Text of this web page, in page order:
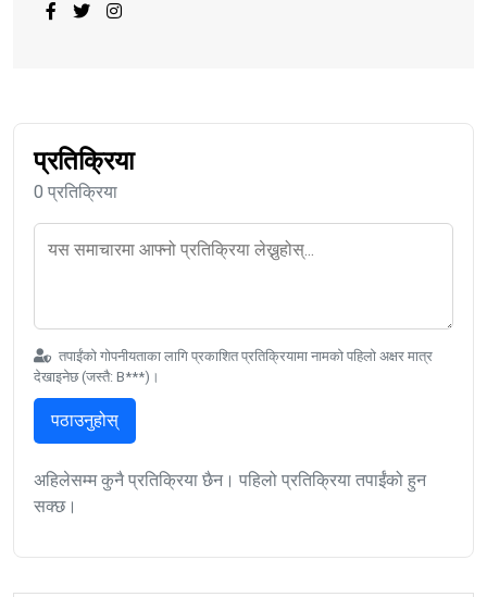
प्रतिक्रिया
0 प्रतिक्रिया
तपाईंको गोपनीयताका लागि प्रकाशित प्रतिक्रियामा नामको पहिलो अक्षर मात्र
देखाइनेछ (जस्तै: B***)।
पठाउनुहोस्
अहिलेसम्म कुनै प्रतिक्रिया छैन। पहिलो प्रतिक्रिया तपाईंको हुन
सक्छ।